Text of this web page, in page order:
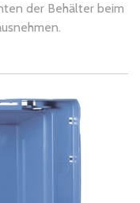
der Behälter beim